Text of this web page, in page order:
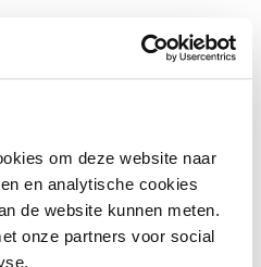
om deze website naar
en analytische cookies
de website kunnen meten.
onze partners voor social
gemeentelijke belastingen,
de algemene ruimten en afval
met 3 maanden